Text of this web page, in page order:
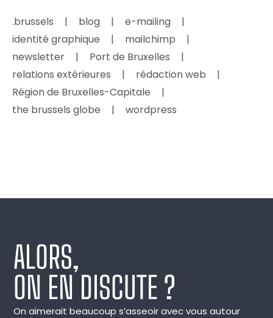
.brussels blog
e-mailing
identité graphique
mailchimp
newsletter
Port de Bruxelles
relations extérieures
rédaction web
Région de Bruxelles-Capitale
the brussels globe
wordpress
ALORS,
ON EN DISCUTE ?
On aimerait beaucoup s’asseoir avec vous autour